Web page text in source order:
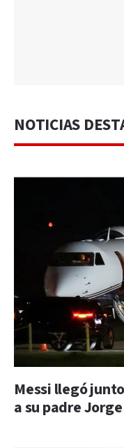
NOTICIAS
Messi llegó
a su padre Jorge